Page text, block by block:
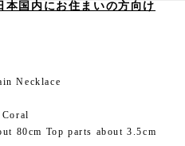
本国内にお住まいの方向け
Necklace
80cm Top parts about 3.5cm